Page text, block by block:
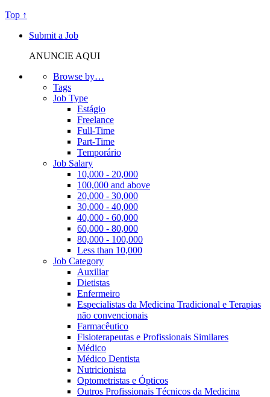
Top ↑
Submit a Job
ANUNCIE AQUI
Browse by…
Tags
Job Type
Estágio
Freelance
Full-Time
Part-Time
Temporário
Job Salary
10,000 - 20,000
100,000 and above
20,000 - 30,000
30,000 - 40,000
40,000 - 60,000
60,000 - 80,000
80,000 - 100,000
Less than 10,000
Job Category
Auxiliar
Dietistas
Enfermeiro
Especialistas da Medicina Tradicional e Terapias
não convencionais
Farmacêutico
Fisioterapeutas e Profissionais Similares
Médico
Médico Dentista
Nutricionista
Optometristas e Ópticos
Outros Profissionais Técnicos da Medicina